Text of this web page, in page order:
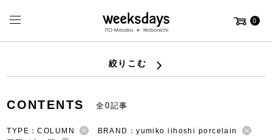
0
絞りこむ
CONTENTS 全0記事
TYPE：COLUMN
BRAND：yumiko iihoshi porcelain